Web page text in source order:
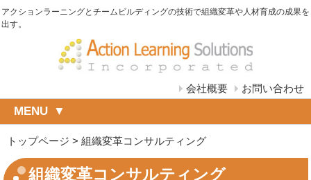
アクションラーニングとチームビルディングの技術で組織変革や人材育成の成果を
出す。
お問い合わせ
会社概要
MENU
トップページ > 組織変革コンサルティング
組織変革コンサルティング